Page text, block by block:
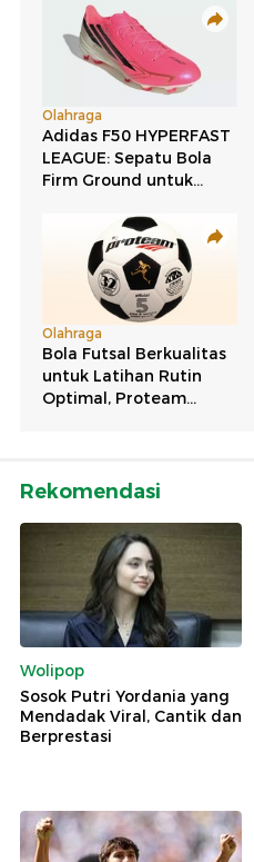
Rekomendasi
Wolipop
Sosok Putri Yordania yang
Mendadak Viral, Cantik dan
Berprestasi